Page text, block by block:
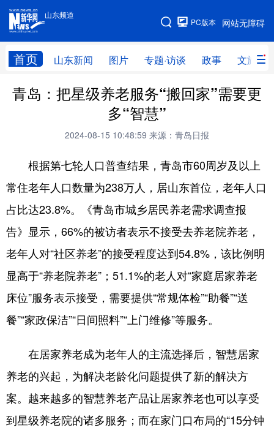
山东频道
网站无障碍
PC版本
首页 山东新闻 图片 专题·访谈 政事 文旅
手机版
网站地图
学习进行时 高层 时政 人事
财经
全球连线
科技 科普 体育 文化
健康 军事 访谈 视频
食品 人居 信息化 乡村振兴
溯源中国 城市 旅游 能源
会展 彩票 娱乐 时尚
悦读 公益 书画
亚太网 上市公司 投教基地
地方频道
首页 山东新闻 图片 专题·访谈
青岛：把星级养老服务“搬回家”需要更
多“智慧”
2024-08-15 10:48:59 来源：青岛日报
根据第七轮人口普查结果，青岛市60周岁及以上
常住老年人口数量为238万人，居山东首位，老年人口
占比达23.8%。《青岛市城乡居民养老需求调查报
告》显示，66%的被访者表示不接受去养老院养老，
老年人对“社区养老”的接受程度达到54.8%，该比例明
显高于“养老院养老”；51.1%的老人对“家庭居家养老
床位”服务表示接受，需要提供“常规体检”“助餐”“送
餐”“家政保洁”“日间照料”“上门维修”等服务。
在居家养老成为老年人的主流选择后，智慧居家
养老的兴起，为解决老龄化问题提供了新的解决方
案。越来越多的智慧养老产品让居家养老也可以享受
到星级养老院的诸多服务；而在家门口布局的“15分钟